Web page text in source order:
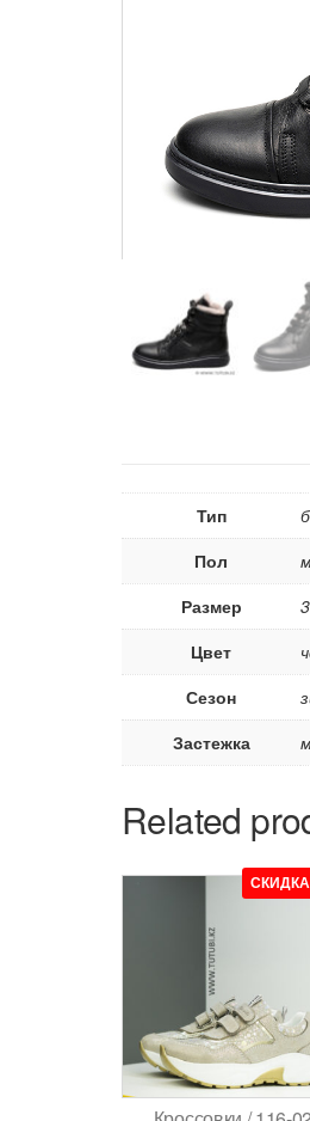
Тип
Пол
Размер
Цвет
Сезон
Застежка
Related
СКИДКА